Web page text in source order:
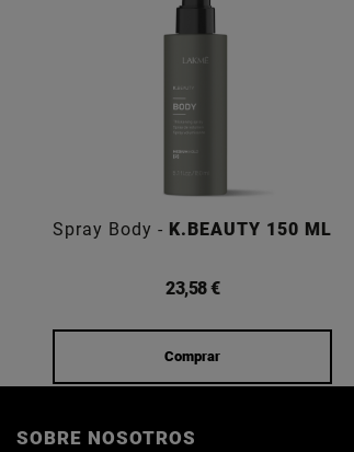
Spray Body - K.BEAUTY 150 ML
23,58 €
Comprar
SOBRE NOSOTROS